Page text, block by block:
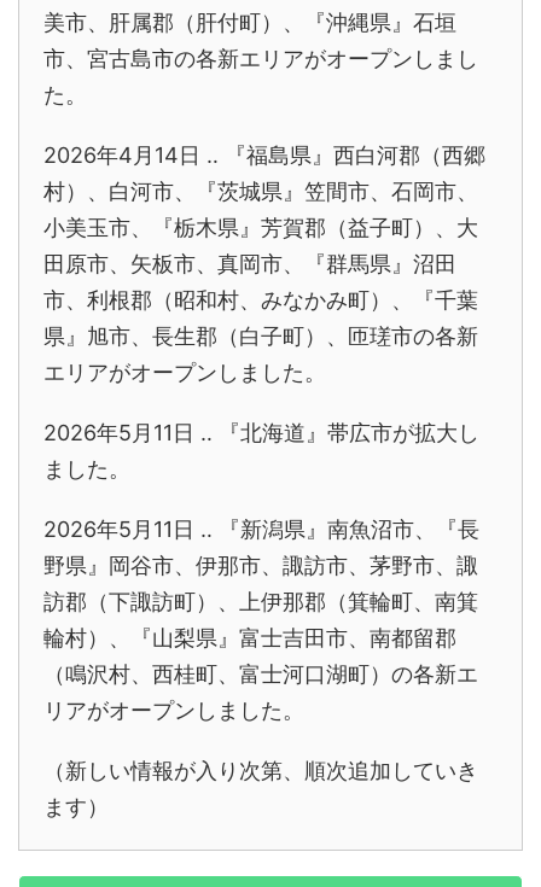
美市、肝属郡（肝付町）、『沖縄県』石垣
市、宮古島市の各新エリアがオープンしまし
た。
2026年4月14日 ‥ 『福島県』西白河郡（西郷
村）、白河市、『茨城県』笠間市、石岡市、
小美玉市、『栃木県』芳賀郡（益子町）、大
田原市、矢板市、真岡市、『群馬県』沼田
市、利根郡（昭和村、みなかみ町）、『千葉
県』旭市、長生郡（白子町）、匝瑳市の各新
エリアがオープンしました。
2026年5月11日 ‥ 『北海道』帯広市が拡大し
ました。
2026年5月11日 ‥ 『新潟県』南魚沼市、『長
野県』岡谷市、伊那市、諏訪市、茅野市、諏
訪郡（下諏訪町）、上伊那郡（箕輪町、南箕
輪村）、『山梨県』富士吉田市、南都留郡
（鳴沢村、西桂町、富士河口湖町）の各新エ
リアがオープンしました。
（新しい情報が入り次第、順次追加していき
ます）